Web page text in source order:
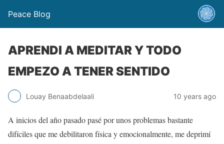
Peace Blog
APRENDI A MEDITAR Y TODO
EMPEZO A TENER SENTIDO
Louay Benaabdelaali 10 years ago
A inicios del año pasado pasé por unos problemas bastante
difíciles que me debilitaron física y emocionalmente, me deprimí